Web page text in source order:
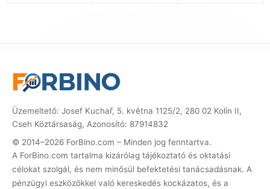
Üzemeltető: Josef Kuchař, 5. května 1125/2, 280 02 Kolín II,
Cseh Köztársaság, Azonosító: 87914832
© 2014–2026 ForBino.com – Minden jog fenntartva.
A ForBino.com tartalma kizárólag tájékoztató és oktatási
célokat szolgál, és nem minősül befektetési tanácsadásnak. A
pénzügyi eszközökkel való kereskedés kockázatos, és a